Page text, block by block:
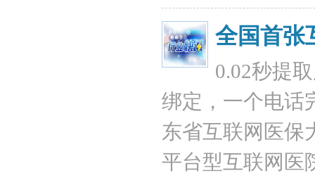
全国首张
0.02秒提
绑定，一个电话
东省互联网医保
平台型互联网医